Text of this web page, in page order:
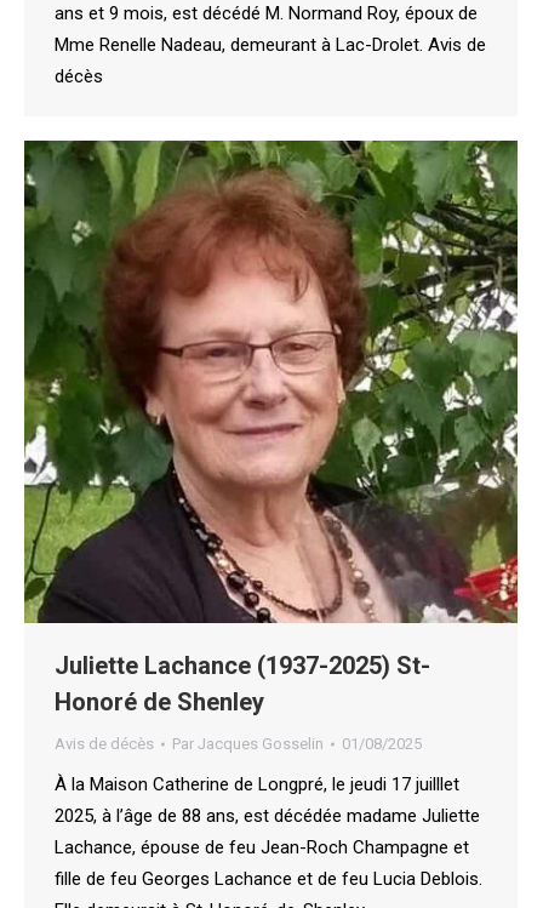
ans et 9 mois, est décédé M. Normand Roy, époux de
Mme Renelle Nadeau, demeurant à Lac-Drolet. Avis de
décès
Juliette Lachance (1937-2025) St-
Honoré de Shenley
Avis de décès Par Jacques Gosselin 01/08/2025
À la Maison Catherine de Longpré, le jeudi 17 juilllet
2025, à l’âge de 88 ans, est décédée madame Juliette
Lachance, épouse de feu Jean-Roch Champagne et
fille de feu Georges Lachance et de feu Lucia Deblois.